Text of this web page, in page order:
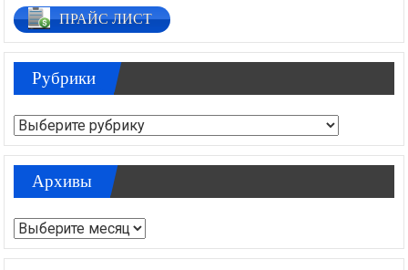
ПРАЙС ЛИСТ
Рубрики
Рубрики
Архивы
Архивы